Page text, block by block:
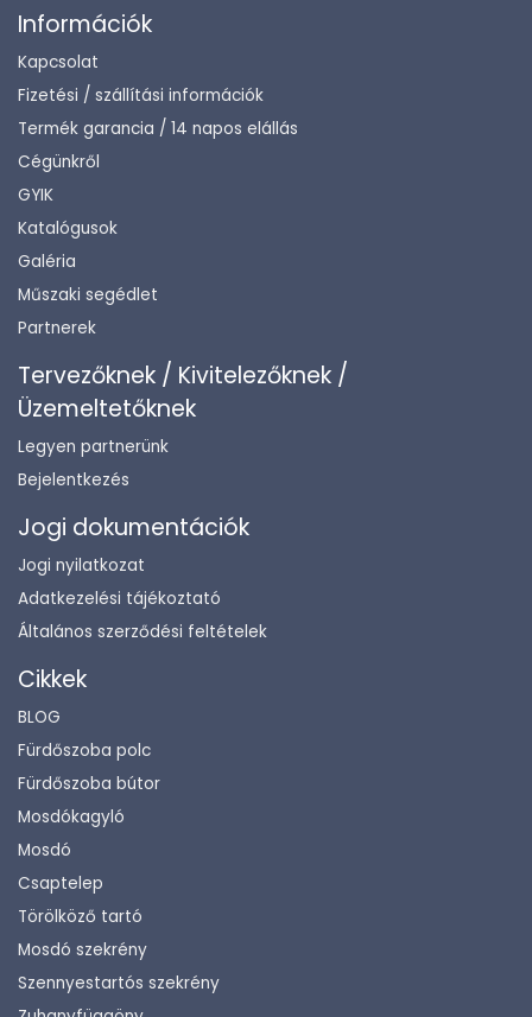
Információk
Kapcsolat
Fizetési / szállítási információk
Termék garancia / 14 napos elállás
Cégünkről
GYIK
Katalógusok
Galéria
Műszaki segédlet
Partnerek
Tervezőknek / Kivitelezőknek /
Üzemeltetőknek
Legyen partnerünk
Bejelentkezés
Jogi dokumentációk
Jogi nyilatkozat
Adatkezelési tájékoztató
Általános szerződési feltételek
Cikkek
BLOG
Fürdőszoba polc
Fürdőszoba bútor
Mosdókagyló
Mosdó
Csaptelep
Törölköző tartó
Mosdó szekrény
Szennyestartós szekrény